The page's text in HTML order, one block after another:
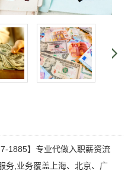
1885】专业代做入职薪资流
务,业务覆盖上海、北京、广